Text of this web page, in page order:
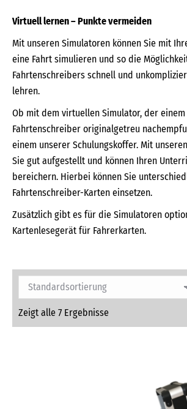
Virtuell lernen – Punkte vermeiden
Mit unseren Simulatoren können Sie mit
eine Fahrt simulieren und so die
Fahrtenschreibers schnell und
lehren.
Ob mit dem virtuellen Simulator, der
Fahrtenschreiber originalgetreu
einem unserer Schulungskoffer. Mit
Sie gut aufgestellt und können Ihren
bereichern. Hierbei können Sie
Fahrtenschreiber-Karten einsetzen.
Zusätzlich gibt es für die Simulatoren
Kartenlesegerät für Fahrerkarten.
Zeigt alle 7 Ergebnisse